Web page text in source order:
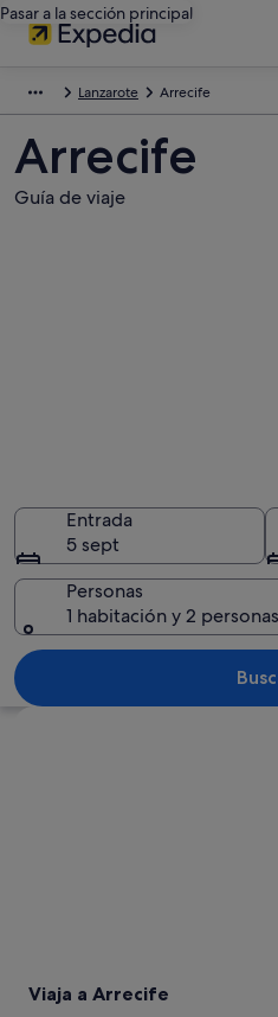
Pasar a la sección principal
Lanzarote Arrecife
Arrecife
Guía de viaje
Entrada
5 sept
Personas
1 habitación y 2 personas
Viaja a Arrecife